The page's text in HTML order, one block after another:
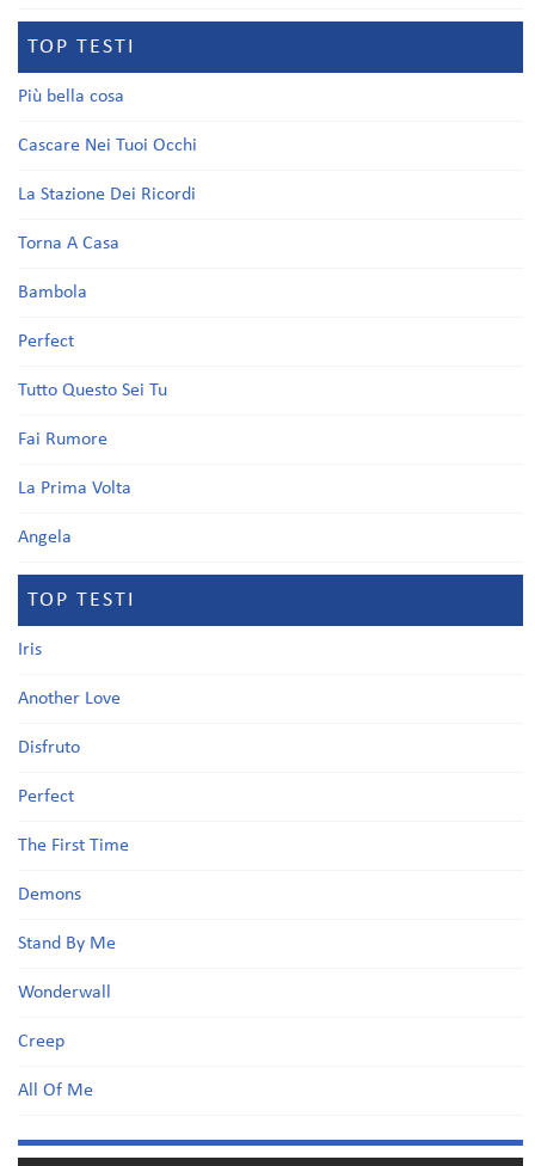
TOP TESTI
Più bella cosa
Cascare Nei Tuoi Occhi
La Stazione Dei Ricordi
Torna A Casa
Bambola
Perfect
Tutto Questo Sei Tu
Fai Rumore
La Prima Volta
Angela
TOP TESTI
Iris
Another Love
Disfruto
Perfect
The First Time
Demons
Stand By Me
Wonderwall
Creep
All Of Me